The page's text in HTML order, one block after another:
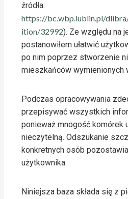
źródła:
https://bc.wbp.lublin.pl/
ition/32992). Ze względu na
postanowiłem ułatwić
po nim poprzez stworzenie
mieszkańców wymienionych
Podczas opracowywania
przepisywać wszystkich
ponieważ mnogość komórek
nieczytelną. Odszukanie
konkretnych osób
użytkownika.
Niniejsza baza składa się z